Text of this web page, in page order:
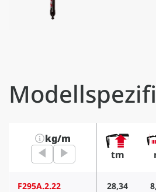
kg/m
tm
F295A.2.22 28,34